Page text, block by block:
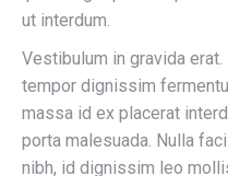
ut interdum.
Vestibulum in gravida
tempor dignissim
massa id ex placerat
porta malesuada. Nulla
nibh, id dignissim leo